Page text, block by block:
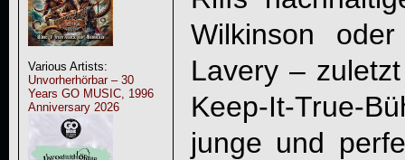
Various Artists:
Unvorherhörbar – 30
Years GO MUSIC, 1996
Anniversary 2026
Wilkinson
Lavery –
Keep-It-True-
junge und